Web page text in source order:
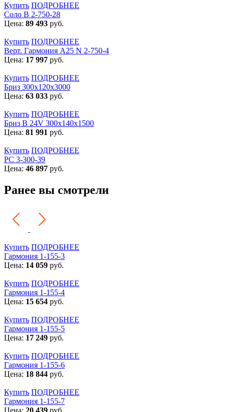
Купить ПОДРОБНЕЕ
Соло В 2-750-28
Цена: 89 493 руб.
Купить ПОДРОБНЕЕ
Верт. Гармония А25 N 2-750-4
Цена: 17 997 руб.
Купить ПОДРОБНЕЕ
Бриз 300х120х3000
Цена: 63 033 руб.
Купить ПОДРОБНЕЕ
Бриз В 24V 300x140x1500
Цена: 81 991 руб.
Купить ПОДРОБНЕЕ
РС 3-300-39
Цена: 46 897 руб.
Ранее вы смотрели
Купить ПОДРОБНЕЕ
Гармония 1-155-3
Цена: 14 059 руб.
Купить ПОДРОБНЕЕ
Гармония 1-155-4
Цена: 15 654 руб.
Купить ПОДРОБНЕЕ
Гармония 1-155-5
Цена: 17 249 руб.
Купить ПОДРОБНЕЕ
Гармония 1-155-6
Цена: 18 844 руб.
Купить ПОДРОБНЕЕ
Гармония 1-155-7
Цена: 20 439 руб.